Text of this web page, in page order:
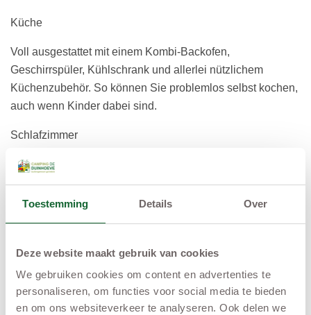
Toestemming Details Over
Deze website maakt gebruik van cookies
We gebruiken cookies om content en advertenties te
personaliseren, om functies voor social media te bieden
en om ons websiteverkeer te analyseren. Ook delen we
Küche
Voll ausgestattet mit einem Kombi-Backofen,
Geschirrspüler, Kühlschrank und allerlei nützlichem
Küchenzubehör. So können Sie problemlos selbst kochen,
auch wenn Kinder dabei sind.
Schlafzimmer
Bettdecken und Kopfkissen.
Ein zweites Schlafzimmer mit zwei Einzelbetten, ebenfalls
mit Bettdecken und Kopfkissen.
Besonders praktisch: Es gibt ein Klappbett für Kleinkinder.
Badezimmer
Praktisch und ordentlich, mit Dusche, Toilette und
Waschbecken. Alles, was Sie brauchen, um frisch in den
Tag zu starten.